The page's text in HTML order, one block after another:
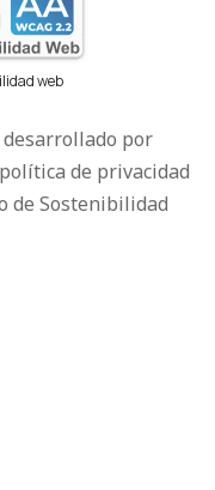
web
por
de privacidad
de Sostenibilidad